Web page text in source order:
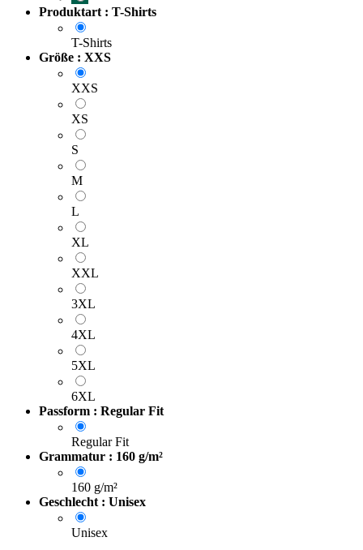
Produktart : T-Shirts
T-Shirts
Größe : XXS
XXS
XS
S
M
L
XL
XXL
3XL
4XL
5XL
6XL
Passform : Regular Fit
Regular Fit
Grammatur : 160 g/m²
160 g/m²
Geschlecht : Unisex
Unisex